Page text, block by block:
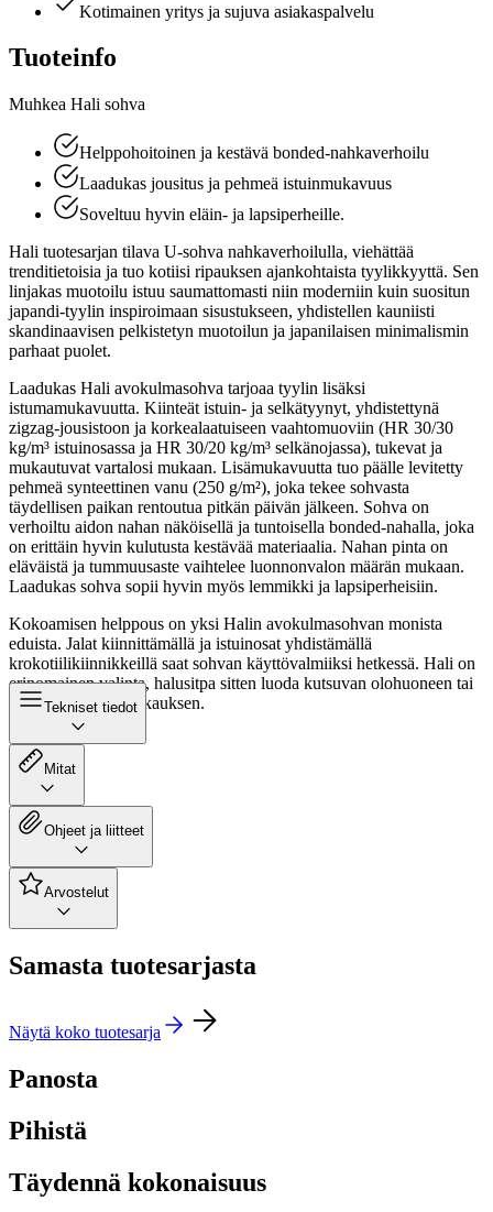
Kotimainen yritys ja sujuva asiakaspalvelu
Tuoteinfo
Muhkea Hali sohva
Helppohoitoinen ja kestävä bonded-nahkaverhoilu
Laadukas jousitus ja pehmeä istuinmukavuus
Soveltuu hyvin eläin- ja lapsiperheille.
Hali tuotesarjan tilava U-sohva nahkaverhoilulla, viehättää
trenditietoisia ja tuo kotiisi ripauksen ajankohtaista tyylikkyyttä. Sen
linjakas muotoilu istuu saumattomasti niin moderniin kuin suositun
japandi-tyylin inspiroimaan sisustukseen, yhdistellen kauniisti
skandinaavisen pelkistetyn muotoilun ja japanilaisen minimalismin
parhaat puolet.
Laadukas Hali avokulmasohva tarjoaa tyylin lisäksi
istumamukavuutta. Kiinteät istuin- ja selkätyynyt, yhdistettynä
zigzag-jousistoon ja korkealaatuiseen vaahtomuoviin (HR 30/30
kg/m³ istuinosassa ja HR 30/20 kg/m³ selkänojassa), tukevat ja
mukautuvat vartalosi mukaan. Lisämukavuutta tuo päälle levitetty
pehmeä synteettinen vanu (250 g/m²), joka tekee sohvasta
täydellisen paikan rentoutua pitkän päivän jälkeen. Sohva on
verhoiltu aidon nahan näköisellä ja tuntoisella bonded-nahalla, joka
on erittäin hyvin kulutusta kestävää materiaalia. Nahan pinta on
eläväistä ja tummuusaste vaihtelee luonnonvalon määrän mukaan.
Laadukas sohva sopii hyvin myös lemmikki ja lapsiperheisiin.
Kokoamisen helppous on yksi Halin avokulmasohvan monista
eduista. Jalat kiinnittämällä ja istuinosat yhdistämällä
krokotiilikiinnikkeillä saat sohvan käyttövalmiiksi hetkessä. Hali on
erinomainen valinta, halusitpa sitten luoda kutsuvan olohuoneen tai
viihtyisän lukunurkkauksen.
Tekniset tiedot
Mitat
Ohjeet ja liitteet
Arvostelut
Samasta tuotesarjasta
Näytä koko tuotesarja
Panosta
Pihistä
Täydennä kokonaisuus